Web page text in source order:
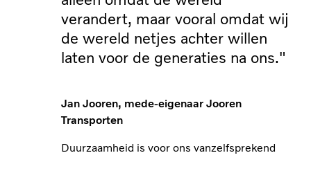
verandert, maar vooral omdat wij
de wereld netjes achter willen
laten voor de generaties na ons."
Jan Jooren, mede-eigenaar Jooren
Transporten
Duurzaamheid is voor ons vanzelfsprekend